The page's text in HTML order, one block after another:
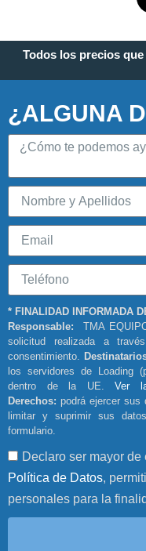
Todos los precios
¿ALGUNA
* FINALIDAD INFORMADA
Responsable:
TMA
solicitud realizada a
consentimiento.
los servidores de Loading
dentro de la UE. Ver
Derechos:podrá ejercer sus
limitar y suprimir sus
formulario.
Declaro ser mayor
Política de Datos,
personales para la